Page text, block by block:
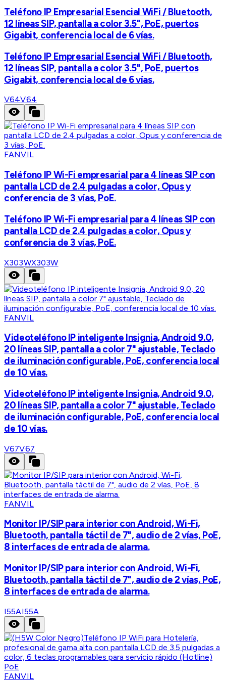
Teléfono IP Empresarial Esencial WiFi / Bluetooth,
12 líneas SIP, pantalla a color 3.5", PoE, puertos
Gigabit, conferencia local de 6 vías.
Teléfono IP Empresarial Esencial WiFi / Bluetooth,
12 líneas SIP, pantalla a color 3.5", PoE, puertos
Gigabit, conferencia local de 6 vías.
V64V64
FANVIL
Teléfono IP Wi-Fi empresarial para 4 líneas SIP con
pantalla LCD de 2.4 pulgadas a color, Opus y
conferencia de 3 vías, PoE.
Teléfono IP Wi-Fi empresarial para 4 líneas SIP con
pantalla LCD de 2.4 pulgadas a color, Opus y
conferencia de 3 vías, PoE.
X303WX303W
FANVIL
Videoteléfono IP inteligente Insignia, Android 9.0,
20 líneas SIP, pantalla a color 7" ajustable, Teclado
de iluminación configurable, PoE, conferencia local
de 10 vías.
Videoteléfono IP inteligente Insignia, Android 9.0,
20 líneas SIP, pantalla a color 7" ajustable, Teclado
de iluminación configurable, PoE, conferencia local
de 10 vías.
V67V67
FANVIL
Monitor IP/SIP para interior con Android, Wi-Fi,
Bluetooth, pantalla táctil de 7", audio de 2 vías, PoE,
8 interfaces de entrada de alarma.
Monitor IP/SIP para interior con Android, Wi-Fi,
Bluetooth, pantalla táctil de 7", audio de 2 vías, PoE,
8 interfaces de entrada de alarma.
I55AI55A
FANVIL